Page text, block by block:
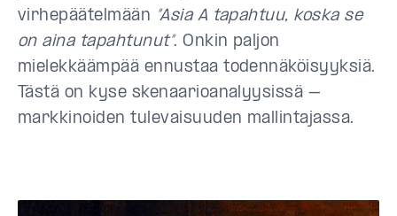
virhepäätelmään ”Asia A tapahtuu, koska se
on aina tapahtunut”. Onkin paljon
mielekkäämpää ennustaa todennäköisyyksiä.
Tästä on kyse skenaarioanalyysissä –
markkinoiden tulevaisuuden mallintajassa.